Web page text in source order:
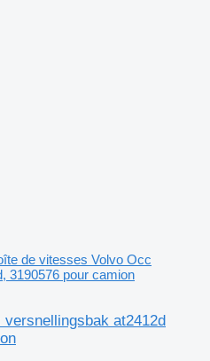
de vitesses Volvo Occ
3190576 pour camion
at2412d